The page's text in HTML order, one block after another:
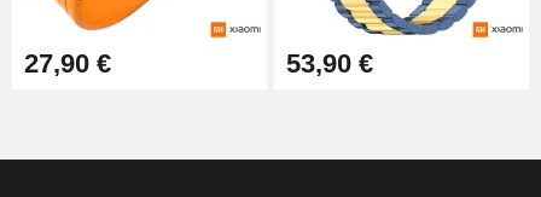
27,90 € 53,90 €